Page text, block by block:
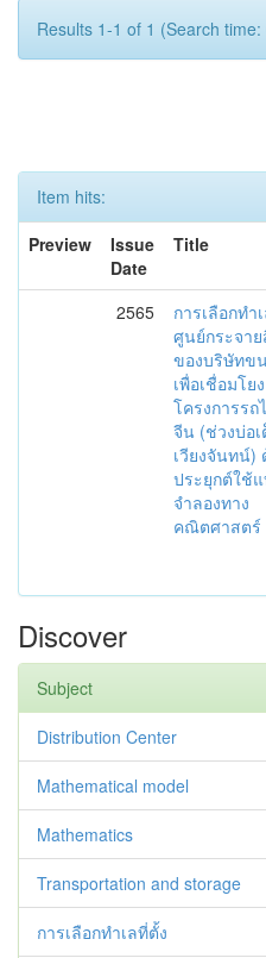
Results 1-1 of 1 (Search
Item hits:
Preview
Issue
Date
Title
2565
การเลือกทำ
ศูนย์กระจา
ของบริษัทข
เพื่อเชื่อมโยง
โครงการรถ
จีน (ช่วงบ่อ
เวียงจันทน์)
ประยุกต์ใช้
จำลองทาง
คณิตศาสตร์
Discover
Subject
Distribution Center
Mathematical model
Mathematics
Transportation and storage
การเลือกทำเลที่ตั้ง